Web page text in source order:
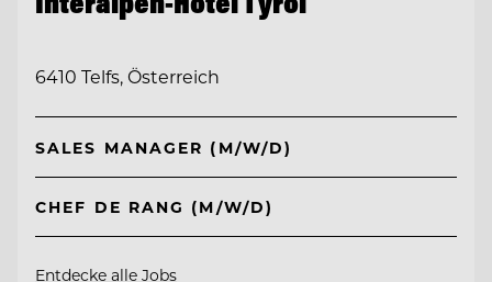
6410 Telfs, Österreich
SALES MANAGER (M/W/D)
CHEF DE RANG (M/W/D)
Entdecke alle Jobs